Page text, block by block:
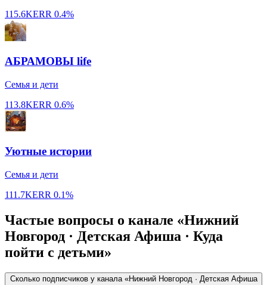
115.6KERR 0.4%
АБРАМОВЫ life
Семья и дети
113.8KERR 0.6%
Уютные истории
Семья и дети
111.7KERR 0.1%
Частые вопросы о канале «Нижний
Новгород · Детская Афиша · Куда
пойти с детьми»
Сколько подписчиков у канала «Нижний Новгород · Детская Афиша